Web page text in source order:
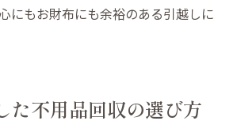
にもお財布にも余裕のある引越しに
た不用品回収の選び方